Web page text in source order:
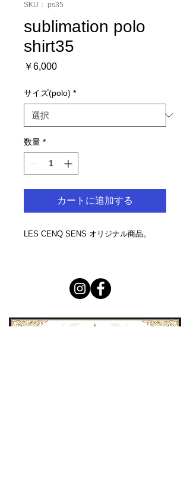
SKU： ps35
sublimation polo
shirt35
￥6,000価
サイズ(polo) *
数量 *
カートに追加する
LES CENQ SENS オリジナル商品。